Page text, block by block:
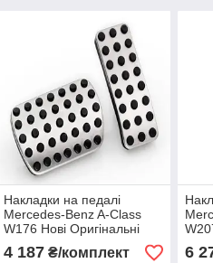
Накладки на педалі
Mercedes-Benz A-Class
W176 Нові Оригінальні
4 187₴/комплект 6